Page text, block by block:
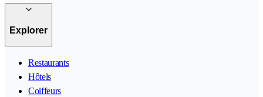
Explorer
Restaurants
Hôtels
Coiffeurs